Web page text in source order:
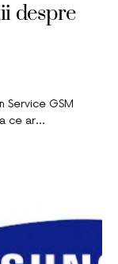
despre
Service GSM
ce ar…